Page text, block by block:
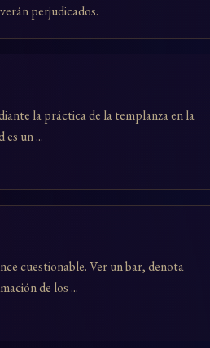
perjudicados.
la práctica de la templanza en la
es un ...
cuestionable. Ver un bar, denota
de los ...